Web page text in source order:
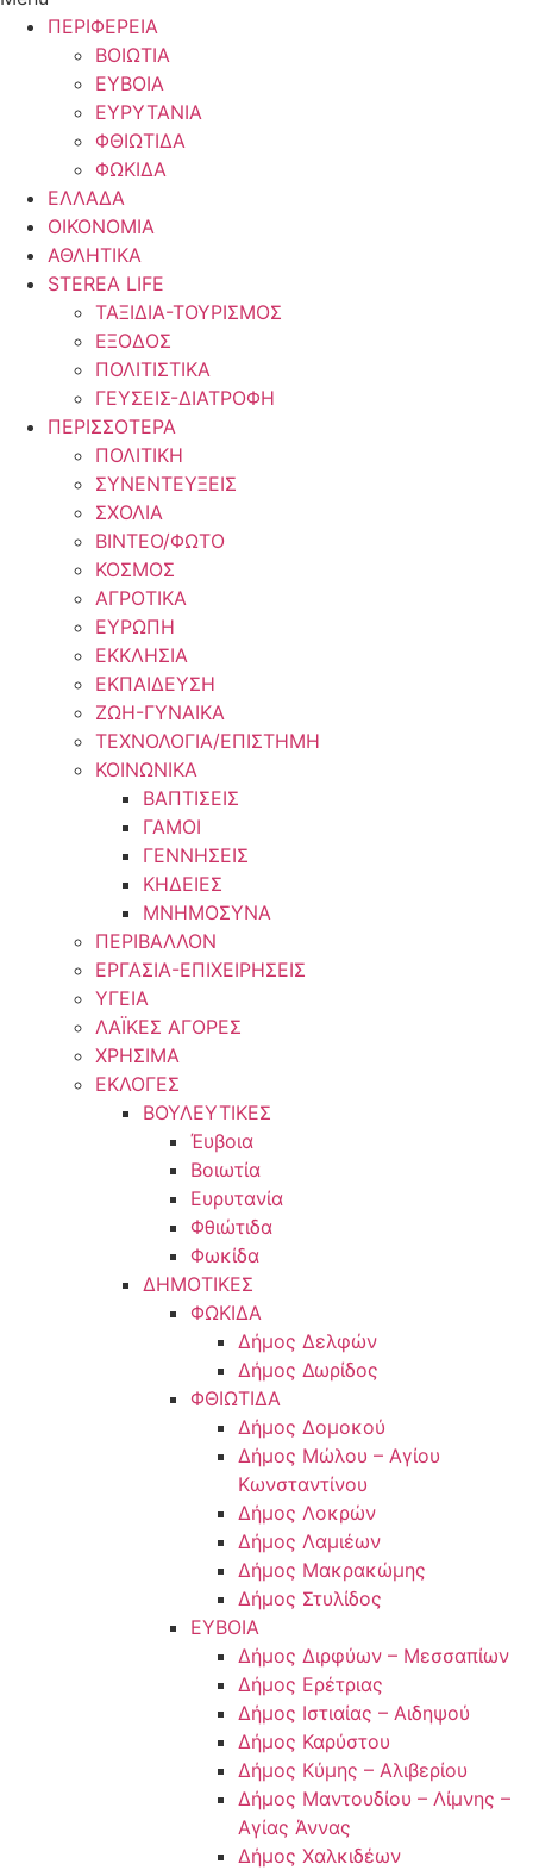
ΠΕΡΙΦΕΡΕΙΑ
ΒΟΙΩΤΙΑ
ΕΥΒΟΙΑ
ΕΥΡΥΤΑΝΙΑ
ΦΘΙΩΤΙΔΑ
ΦΩΚΙΔΑ
ΕΛΛΑΔΑ
ΟΙΚΟΝΟΜΙΑ
ΑΘΛΗΤΙΚΑ
STEREA LIFE
ΤΑΞΙΔΙΑ-ΤΟΥΡΙΣΜΟΣ
ΕΞΟΔΟΣ
ΠΟΛΙΤΙΣΤΙΚΑ
ΓΕΥΣΕΙΣ-ΔΙΑΤΡΟΦΗ
ΠΕΡΙΣΣΟΤΕΡΑ
ΠΟΛΙΤΙΚΗ
ΣΥΝΕΝΤΕΥΞΕΙΣ
ΣΧΟΛΙΑ
ΒΙΝΤΕΟ/ΦΩΤΟ
ΚΟΣΜΟΣ
ΑΓΡΟΤΙΚΑ
ΕΥΡΩΠΗ
ΕΚΚΛΗΣΙΑ
ΕΚΠΑΙΔΕΥΣΗ
ΖΩΗ-ΓΥΝΑΙΚΑ
ΤΕΧΝΟΛΟΓΙΑ/ΕΠΙΣΤΗΜΗ
ΚΟΙΝΩΝΙΚΑ
ΒΑΠΤΙΣΕΙΣ
ΓΑΜΟΙ
ΓΕΝΝΗΣΕΙΣ
ΚΗΔΕΙΕΣ
ΜΝΗΜΟΣΥΝΑ
ΠΕΡΙΒΑΛΛΟΝ
ΕΡΓΑΣΙΑ-ΕΠΙΧΕΙΡΗΣΕΙΣ
ΥΓΕΙΑ
ΛΑΪΚΕΣ ΑΓΟΡΕΣ
ΧΡΗΣΙΜΑ
ΕΚΛΟΓΕΣ
ΒΟΥΛΕΥΤΙΚΕΣ
Έυβοια
Βοιωτία
Ευρυτανία
Φθιώτιδα
Φωκίδα
ΔΗΜΟΤΙΚΕΣ
ΦΩΚΙΔΑ
Δήμος Δελφών
Δήμος Δωρίδος
ΦΘΙΩΤΙΔΑ
Δήμος Δομοκού
Δήμος Μώλου – Αγίου
Κωνσταντίνου
Δήμος Λοκρών
Δήμος Λαμιέων
Δήμος Μακρακώμης
Δήμος Στυλίδος
ΕΥΒΟΙΑ
Δήμος Διρφύων – Μεσσαπίων
Δήμος Ερέτριας
Δήμος Ιστιαίας – Αιδηψού
Δήμος Καρύστου
Δήμος Κύμης – Αλιβερίου
Δήμος Μαντουδίου – Λίμνης –
Αγίας Άννας
Δήμος Χαλκιδέων